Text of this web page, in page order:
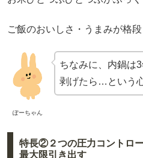
ご飯のおいしさ・うまみが格段
ぽーちゃん
ちなみに、内鍋は
剥げたら…という
特長②２つの圧力コントロ
最大限引き出す